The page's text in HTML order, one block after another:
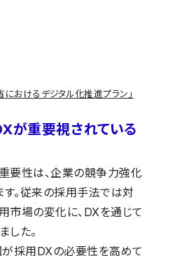
おけるデジタル化推進プラン」
が重要視されている
要性は、企業の競争力強化
。従来の採用手法では対
市場の変化に、DXを通じて
した。
が採用DXの必要性を高めて